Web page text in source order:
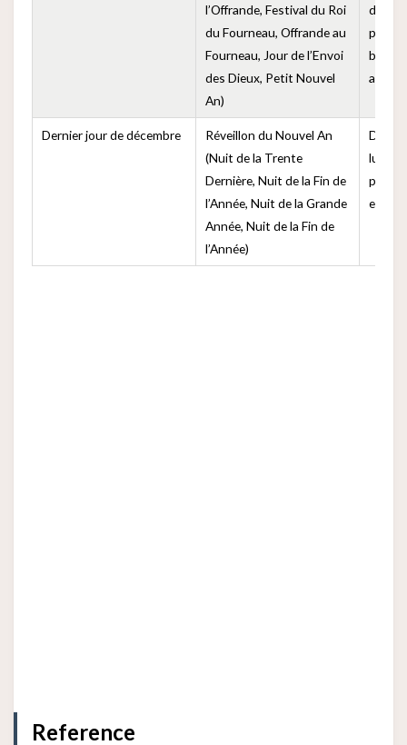
l’Offrande, Festival du Roi
du Fourneau, Offrande au
Fourneau, Jour de l’Envoi
des Dieux, Petit Nouvel
An)
dieu
pour
Dernier jour de décembre
Réveillon du Nouvel An
(Nuit de la Trente
Dernière, Nuit de la Fin de
l’Année, Nuit de la Grande
Année, Nuit de la Fin de
l’Année)
pour
et la
Reference